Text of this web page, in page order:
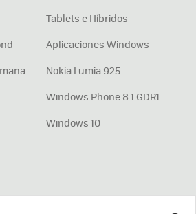
Tablets e Híbridos
Aplicaciones Windows
Nokia Lumia 925
Windows Phone 8.1 GDR1
Windows 10